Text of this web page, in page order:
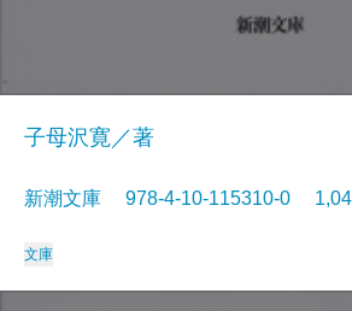
子母沢寛／著
新潮文庫 978-4-10-115310-0
文庫